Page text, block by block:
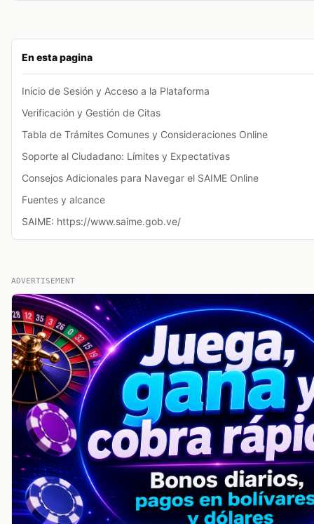
En esta pagina
Inicio de Sesión y Acceso a la Plataforma
Verificación y Gestión de Citas
Tabla de Trámites Comunes y Consideraciones Online
Soporte al Ciudadano: Límites y Expectativas
Consejos Adicionales para Navegar el SAIME Online
Fuentes y alcance
SAIME: https://www.saime.gob.ve/
ADVERTISEMENT